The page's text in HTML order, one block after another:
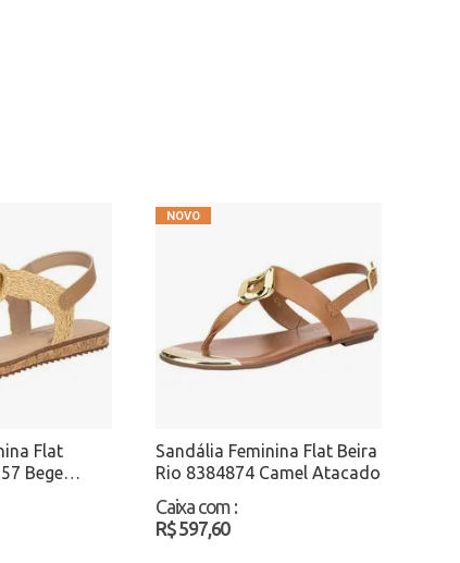
Flat
Bege
Sandália Feminina Flat Beira
Rio 8384874 Camel Atacado
Caixa com :
R$ 597,60